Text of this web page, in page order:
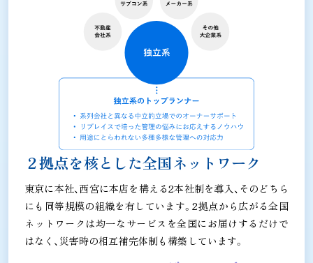
２拠点を核とした全国ネットワーク
東京に本社、西宮に本店を構える2本社制を導入、そのどちら
にも同等規模の組織を有しています。2拠点から広がる全国
ネットワークは均一なサービスを全国にお届けするだけで
はなく、災害時の相互補完体制も構築しています。